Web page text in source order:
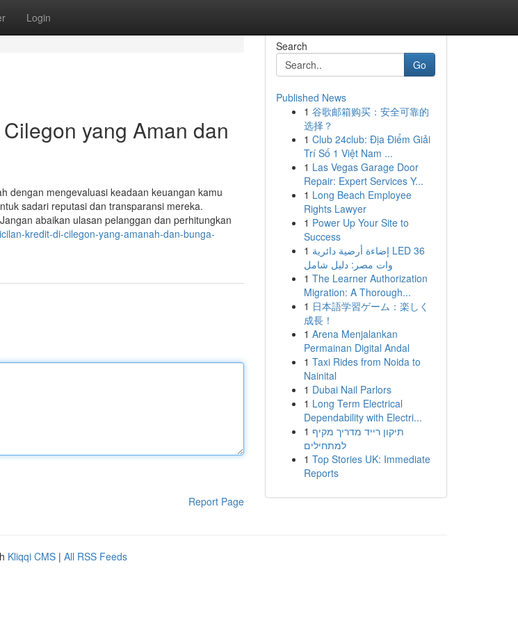
Login
yang Aman dan
dengan mengevaluasi keadaan keuangan kamu
sadari reputasi dan transparansi mereka.
abaikan ulasan pelanggan dan perhitungkan
kredit-di-cilegon-yang-amanah-dan-bunga-
Report Page
Search
Go
Published News
1 谷歌邮箱购买：安全可靠的
选择？
1 Club 24club: Địa Điểm Giải
Trí Số 1 Việt Nam ...
1 Las Vegas Garage Door
Repair: Expert Services Y...
1 Long Beach Employee
Rights Lawyer
1 Power Up Your Site to
Success
1 إضاءة أرضية دائرية LED 36
وات مصر: دليل شامل
1 The Learner Authorization
Migration: A Thorough...
1 日本語学習ゲーム：楽しく
成長！
1 Arena Menjalankan
Permainan Digital Andal
1 Taxi Rides from Noida to
Nainital
1 Dubai Nail Parlors
1 Long Term Electrical
Dependability with Electri...
1 תיקון רייד מדריך מקיף
למתחילים
1 Top Stories UK: Immediate
Reports
Kliqqi CMS | All RSS Feeds